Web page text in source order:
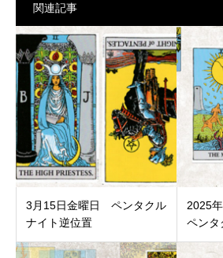
関連記事
3月15日金曜日 ペンタクル
ナイト逆位置
2025
ペンタ